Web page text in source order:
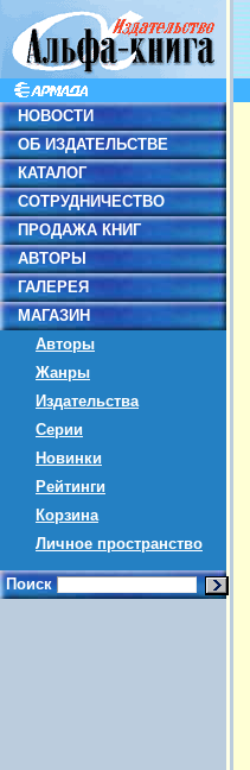
НОВОСТИ
ОБ ИЗДАТЕЛЬСТВЕ
КАТАЛОГ
СОТРУДНИЧЕСТВО
ПРОДАЖА КНИГ
АВТОРЫ
ГАЛЕРЕЯ
МАГАЗИН
Авторы
Жанры
Издательства
Серии
Новинки
Рейтинги
Корзина
Личное пространство
Поиск